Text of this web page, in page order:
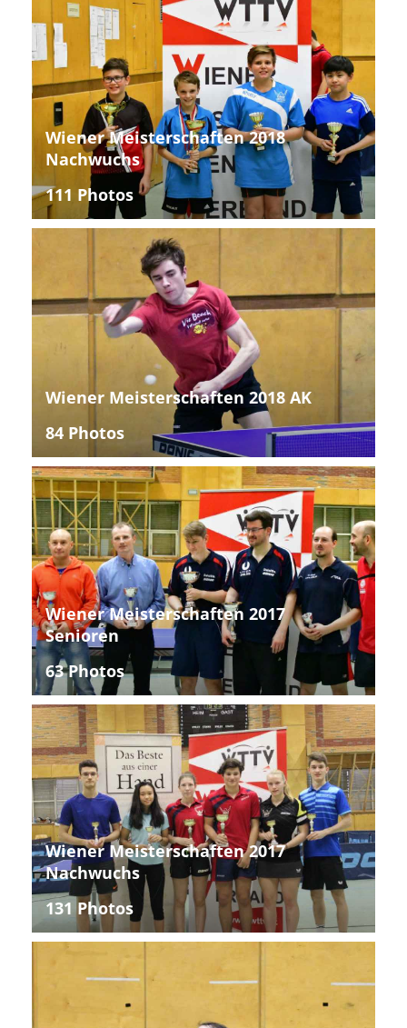
Wiener Meisterschaften 2018
Nachwuchs
111 Photos
Wiener Meisterschaften 2018 AK
84 Photos
Wiener Meisterschaften 2017
Senioren
63 Photos
Wiener Meisterschaften 2017
Nachwuchs
131 Photos